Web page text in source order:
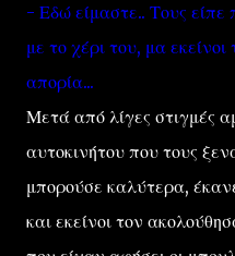
- Εδώ είμαστε.. Τους είπε
με το χέρι του, μα
απορία...
Μετά από λίγες στιγμές
αυτοκινήτου που τους
μπορούσε καλύτερα,
και εκείνοι τον